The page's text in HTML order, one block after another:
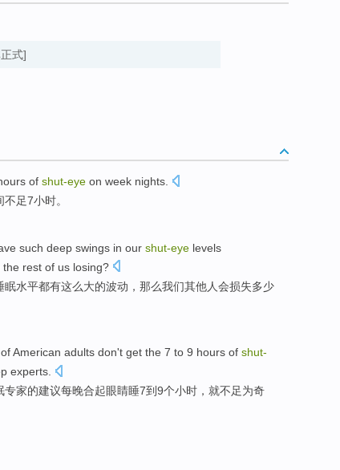
式]
of shut-eye on week nights
不足7小时。
such deep swings in our shut-eye levels
the rest of us losing?
眠水平都有这么大的波动 ，那么我们其他人会损失多少
ofAmerican adults don't get the 7 to 9 hours of shut-
experts.
专家的建议每晚合起眼睛睡7到9个小时 ， 就不足为奇